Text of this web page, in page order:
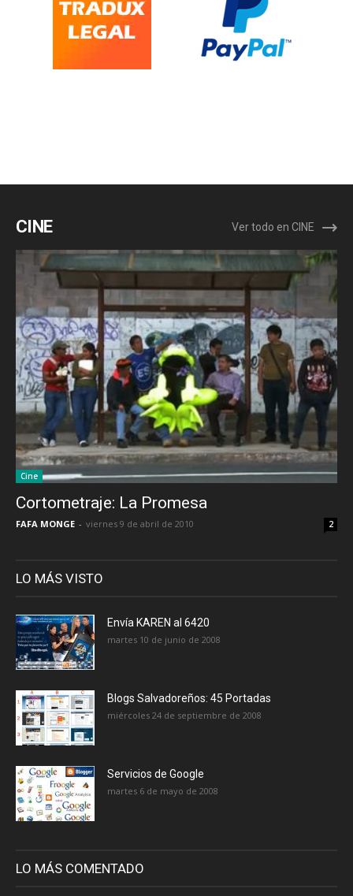
CINE Ver todo en CINE
Cine
Cortometraje: La Promesa
FAFA MONGE - viernes 9 de abril de 2010 2
LO MÁS VISTO
Envía KAREN al 6420
martes 10 de junio de 2008
Blogs Salvadoreños: 45 Portadas
miércoles 24 de septiembre de 2008
Servicios de Google
martes 6 de mayo de 2008
LO MÁS COMENTADO